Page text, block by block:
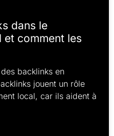
dans le
et comment les
backlinks en
jouent un rôle
local, car ils aident à